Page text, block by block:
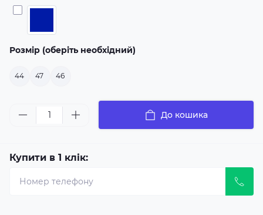
Розмір (оберіть необхідний)
44 47 46
До кошика
Купити в 1 клік: